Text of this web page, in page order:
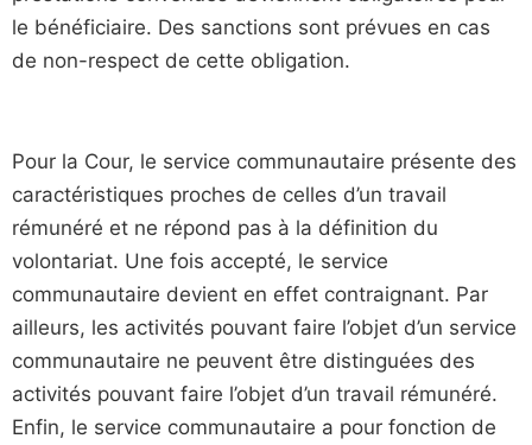
le bénéficiaire. Des sanctions sont prévues en cas
de non-respect de cette obligation.
Pour la Cour, le service communautaire présente des
caractéristiques proches de celles d’un travail
rémunéré et ne répond pas à la définition du
volontariat. Une fois accepté, le service
communautaire devient en effet contraignant. Par
ailleurs, les activités pouvant faire l’objet d’un service
communautaire ne peuvent être distinguées des
activités pouvant faire l’objet d’un travail rémunéré.
Enfin, le service communautaire a pour fonction de